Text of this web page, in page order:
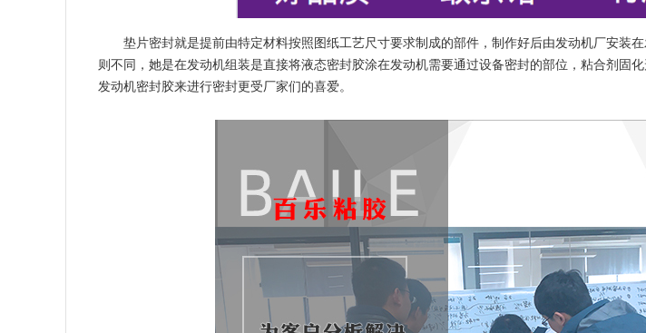
垫片密封就是提前由特定材料按照图纸工艺尺寸要求制成的部件，制作好后由发动机厂安装
则不同，她是在发动机组装是直接将液态密封胶涂在发动机需要通过设备密封的部位，粘合剂固
发动机密封胶来进行密封更受厂家们的喜爱。